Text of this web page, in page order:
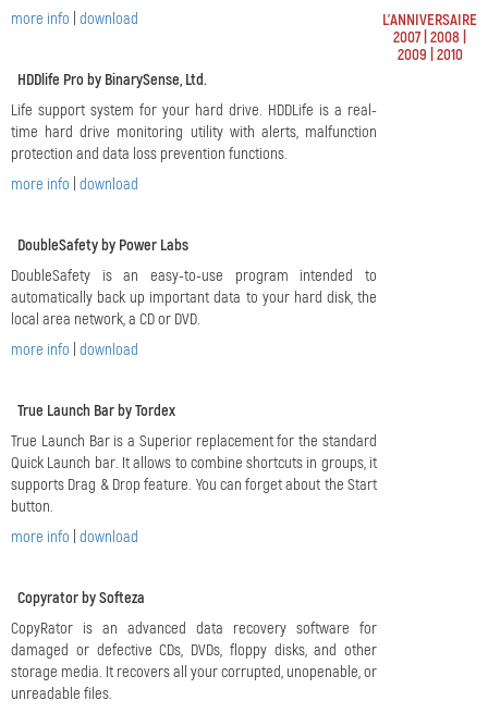
more info download
HDDlife Pro by BinarySense, Ltd.
Life support system for your hard drive. HDDLife is a real-
time hard drive monitoring utility with alerts, malfunction
protection and data loss prevention functions.
more info download
DoubleSafety by Power Labs
DoubleSafety is an easy-to-use program intended to
automatically back up important data to your hard disk, the
local area network, a CD or DVD.
more info download
True Launch Bar by Tordex
True Launch Bar is a Superior replacement for the standard
Quick Launch bar. It allows to combine shortcuts in groups, it
supports Drag & Drop feature. You can forget about the Start
button.
more info download
Copyrator by Softeza
CopyRator is an advanced data recovery software for
damaged or defective CDs, DVDs, floppy disks, and other
storage media. It recovers all your corrupted, unopenable, or
unreadable files.
L'ANNIVERSAIRE
2007 2008
2009 2010